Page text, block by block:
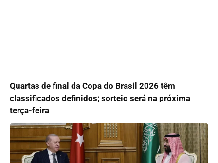
Quartas de final da Copa do Brasil 2026 têm
classificados definidos; sorteio será na próxima
terça-feira